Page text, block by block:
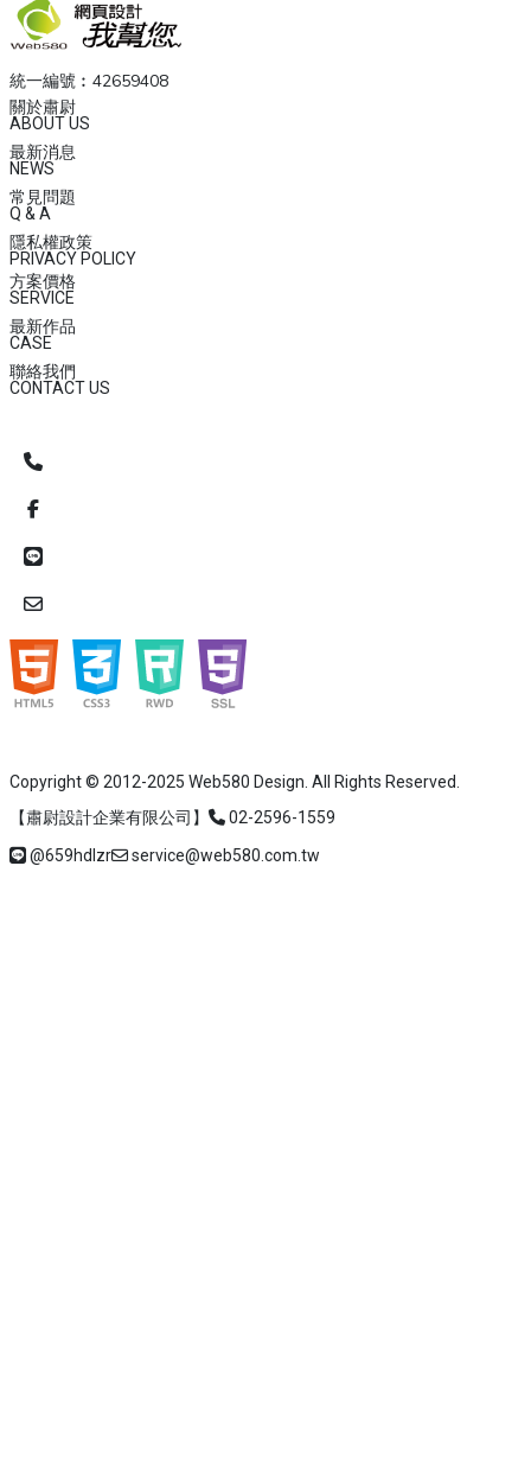
統一編號︰42659408
關於肅尉
ABOUT US
最新消息
NEWS
常見問題
Q & A
隱私權政策
PRIVACY POLICY
方案價格
SERVICE
最新作品
CASE
聯絡我們
CONTACT US
Copyright © 2012-2025 Web580 Design. All Rights Reserved.
【肅尉設計企業有限公司】
02-2596-1559
@659hdlzr
service@web580.com.tw